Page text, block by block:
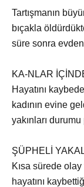
Tartışmanın
bıçakla
süre sonra evden
KA-NLAR
Hayatını
kadının evine
yakınları
ŞÜPHELİ
Kısa sürede
hayatını